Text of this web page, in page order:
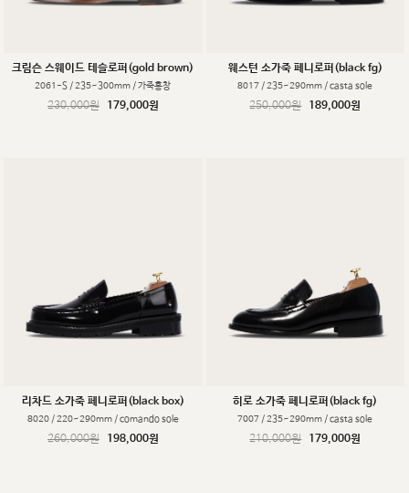
크림슨 스웨이드 테슬로퍼(gold brown)
2061-S / 235~300mm / 가죽홍창
230,000원 179,000원
웨스턴 소가죽 페니로퍼(black fg)
8017 / 235~290mm / casta sole
250,000원 189,000원
리차드 소가죽 페니로퍼(black box)
8020 / 220~290mm / comando sole
260,000원 198,000원
히로 소가죽 페니로퍼(black fg)
7007 / 235~290mm / casta sole
210,000원 179,000원